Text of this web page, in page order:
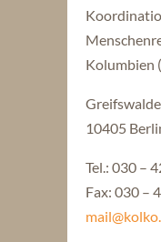
Kolumbien
10405
Tel.: 030 –
Fax: 030 –